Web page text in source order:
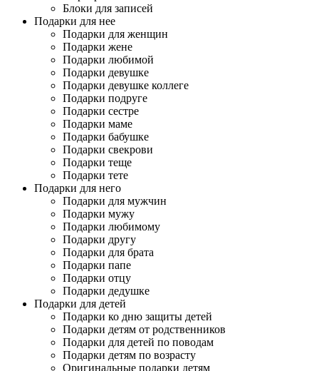
Блоки для записей
Подарки для нее
Подарки для женщин
Подарки жене
Подарки любимой
Подарки девушке
Подарки девушке коллеге
Подарки подруге
Подарки сестре
Подарки маме
Подарки бабушке
Подарки свекрови
Подарки теще
Подарки тете
Подарки для него
Подарки для мужчин
Подарки мужу
Подарки любимому
Подарки другу
Подарки для брата
Подарки папе
Подарки отцу
Подарки дедушке
Подарки для детей
Подарки ко дню защиты детей
Подарки детям от родственников
Подарки для детей по поводам
Подарки детям по возрасту
Оригинальные подарки детям